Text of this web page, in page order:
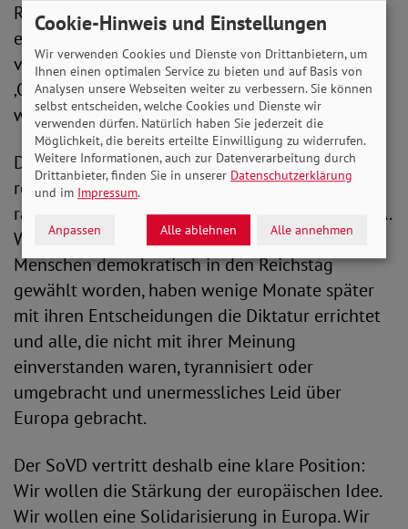
Rechte, gegen Diktatur und Rechtsextremismus
ein. Nicht ohne Grund ist der Verband im
vergangenen Jahr in die Arbeitsgemeinschaft
‚Orte der Demokratiegeschichte‘ aufgenommen
worden.
Die deutliche Abgrenzung gegen
rechtspopulistische, fremdenfeindliche und
rassistische Positionen gehört zur Verbands-DNA.
Wir haben nicht vergessen: Auch 1933 sind
Menschen demokratisch in den Reichstag
gewählt worden, haben wenige Monate später
mit ihren Entscheidungen die Diktatur errichtet
und alle, die nicht mit ihrer Meinung
einverstanden waren, tyrannisiert oder
umgebracht und unermessliches Leid über
Europa gebracht.
Der SoVD vertritt deshalb eine klare Position:
Wir wollen die Stärkung der europäischen Idee.
Wir wollen eine Solidarisierung in Europa. Wir
Cookie-Hinweis und Einstellungen
Wir verwenden Cookies und Dienste von Drittanbietern, um
Ihnen einen optimalen Service zu bieten und auf Basis von
Analysen unsere Webseiten weiter zu verbessern. Sie können
selbst entscheiden, welche Cookies und Dienste wir
verwenden dürfen. Natürlich haben Sie jederzeit die
Möglichkeit, die bereits erteilte Einwilligung zu widerrufen.
Weitere Informationen, auch zur Datenverarbeitung durch
Drittanbieter, finden Sie in unserer Datenschutzerklärung
und im Impressum.
Anpassen Alle ablehnen Alle annehmen